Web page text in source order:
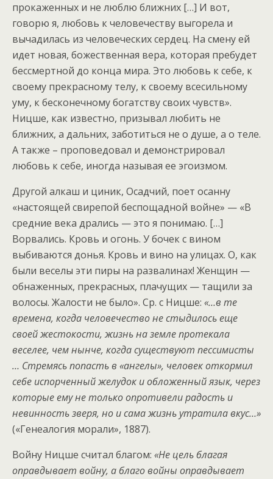
прокаженных и не люблю ближних […] И вот,
говорю я, любовь к человечеству выгорела и
вычадилась из человеческих сердец. На смену ей
идет новая, божественная вера, которая пребудет
бессмертной до конца мира. Это любовь к себе, к
своему прекрасному телу, к своему всесильному
уму, к бесконечному богатству своих чувств».
Ницше, как известно, призывал любить не
ближних, а дальних, заботиться не о душе, а о теле.
А также – проповедовал и демонстрировал
любовь к себе, иногда называя ее эгоизмом.
Другой алкаш и циник, Осадчий, поет осанну
«настоящей свирепой беспощадной войне» — «В
средние века дрались — это я понимаю. […]
Ворвались. Кровь и огонь. У бочек с вином
выбиваются донья. Кровь и вино на улицах. О, как
были веселы эти пиры на развалинах! Женщин —
обнаженных, прекрасных, плачущих — тащили за
волосы. Жалости не было». Ср. с Ницше: «…в те
времена, когда человечество не стыдилось еще
своей жестокости, жизнь на земле протекала
веселее, чем нынче, когда существуют пессимисты
… Стремясь попасть в «ангелы», человек откормил
себе испорченный желудок и обложенный язык, через
которые ему не только опротивели радость и
невинность зверя, но и сама жизнь утратила вкус…»
(«Генеалогия морали», 1887).
Войну Ницше считал благом: «Не цель благая
оправдывает войну, а благо войны оправдывает